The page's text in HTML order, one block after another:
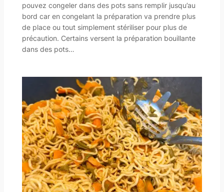
pouvez congeler dans des pots sans remplir jusqu’au
bord car en congelant la préparation va prendre plus
de place ou tout simplement stériliser pour plus de
précaution. Certains versent la préparation bouillante
dans des pots…